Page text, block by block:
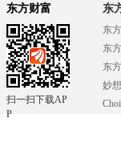
东方财富
扫一扫下载AP
P
东
东
东
东
妙